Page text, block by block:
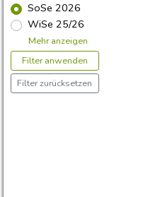
SoSe 2026
WiSe 25/26
Mehr anzeigen
Filter anwenden
Filter zurücksetzen